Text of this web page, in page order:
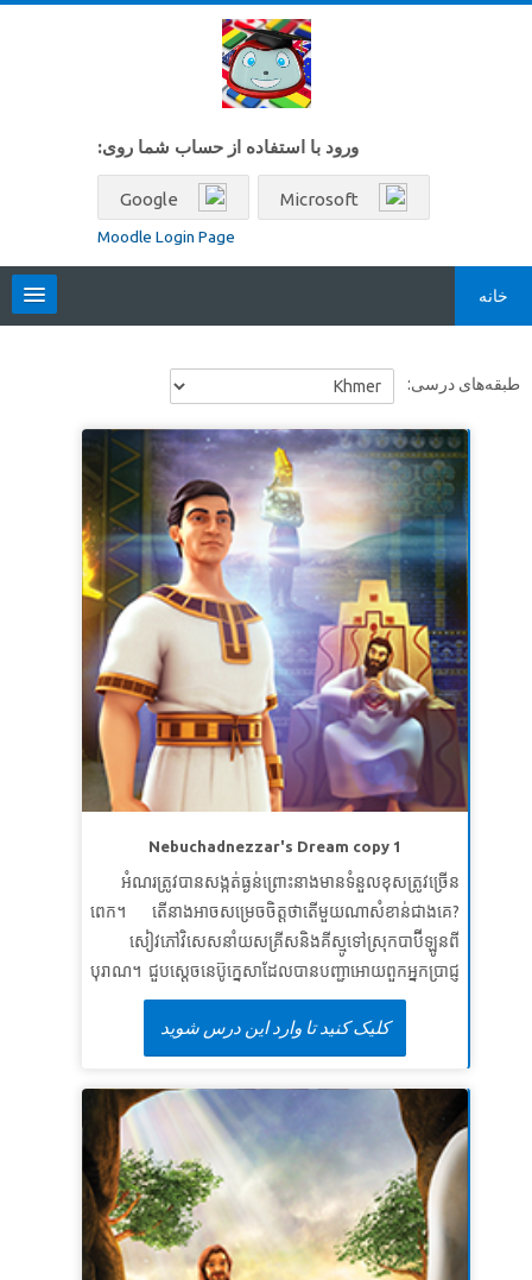
ورود با استفاده از حساب شما روی:
Moodle Login Page
خانه
جستجو
بین
درس‌ها
ارسال
طبقه‌های درسی:
Nebuchadnezzar's Dream copy 1
អំណរត្រូវបានសង្កត់ធ្ងន់ព្រោះនាងមានទំនួលខុសត្រូវច្រើន
ពេក។ តើនាងអាចសម្រេចចិត្តថាតើមួយណាសំខាន់ជាងគេ?
សៀវភៅវិសេសនាំយសគ្រីសនិងគីស្មូទៅស្រុកបាប៊ីឡូនពី
បុរាណ។ ជួបស្តេចនេប៊ូក្នេសាដែលបានបញ្ជាអោយពួកអ្នកប្រាជ្ញ
របស់ព្រះអង្គប្រាប់គេនូវសុបិនដែលស្តេចបានសុបិន្តឬប្រឈម
នឹងសេចក្តីស្លាប់។ ចូរធ្វើជាសាក្សីអំពីរបៀបដែលព្យា
ការីដានីយ៉ែលរកឃើញនូវក្តីសុបិន្តដ៏អាថ៌កំបាំងនិងអត្ថន័យ
របស់វា។ កុមាររៀនពីកន្លែងដែលត្រូវស្វែងរកប្រាជ្ញាដែលពួកគេ
មិនអាចរកឃើញដោយខ្លួនឯង។
មេរៀនទី 1 រឿងរបស់ព្រះបង្ហាញ
សេចក្តីពិតវិសេស៖ ព្រះបើកបង្ហាញអ្វីៗនៅពេលយើងសួរ។
ខគម្ពីរវិសេស«ចូរហៅខ្ញុំចុះយើងនឹងឆ្លើយមកអ្នកហើយបង្ហាញ
ការដ៏អស្ចារ្យនិងអស្ចារ្យជាច្រើនដែលអ្នកមិនស្គាល់»។យេរេមា
کلیک کنید تا وارد این درس شوید